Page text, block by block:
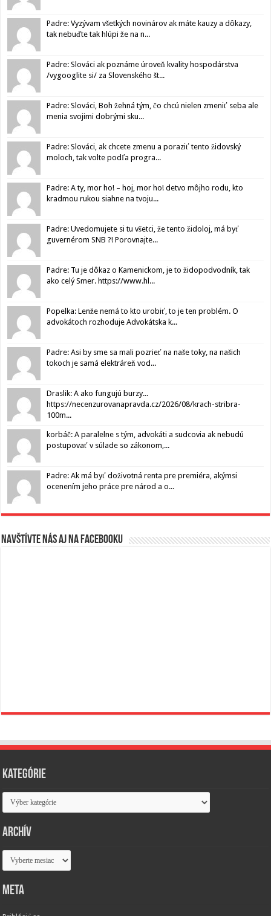
Padre: Vyzývam všetkých novinárov ak máte kauzy a dôkazy,
tak nebuďte tak hlúpi že na n...
Padre: Slováci ak poznáme úroveň kvality hospodárstva
/vygooglite si/ za Slovenského št...
Padre: Slováci, Boh žehná tým, čo chcú nielen zmeniť seba ale
menia svojimi dobrými sku...
Padre: Slováci, ak chcete zmenu a poraziť tento židovský
moloch, tak volte podľa progra...
Padre: A ty, mor ho! – hoj, mor ho! detvo môjho rodu, kto
kradmou rukou siahne na tvoju...
Padre: Uvedomujete si tu všetci, že tento židoloj, má byť
guvernérom SNB ?! Porovnajte...
Padre: Tu je dôkaz o Kamenickom, je to židopodvodník, tak
ako celý Smer. https://www.hl...
Popelka: Lenže nemá to kto urobiť, to je ten problém. O
advokátoch rozhoduje Advokátska k...
Padre: Asi by sme sa mali pozrieť na naše toky, na našich
tokoch je samá elektráreň vod...
Draslik: A ako fungujú burzy...
https://necenzurovanapravda.cz/2026/08/krach-stribra-
100m...
korbáč: A paralelne s tým, advokáti a sudcovia ak nebudú
postupovať v súlade so zákonom,...
Padre: Ak má byť doživotná renta pre premiéra, akýmsi
ocenením jeho práce pre národ a o...
Navštívte nás aj na Facebooku
Kategórie
Kategórie
Archív
Archív
Meta